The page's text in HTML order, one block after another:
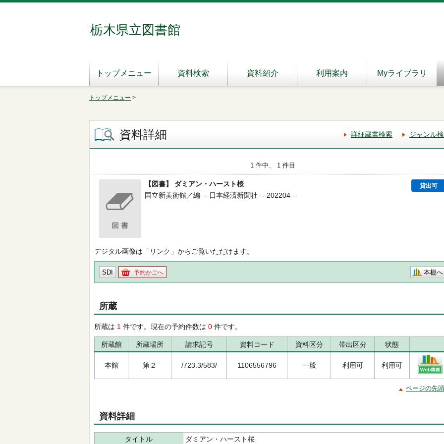
栃木県立図書館
トップメニュー 資料検索 資料紹介 利用案内 Myライブラリ
トップメニュー >
資料詳細 詳細蔵書検索 ジャンル
1 件中、 1 件目
【図書】 ダミアン・ハースト桜 貸出可
国立新美術館／編 -- 日本経済新聞社 -- 202204 --
デジタル画像は「リンク」からご覧いただけます。
SDI 予約かごへ 本棚へ
所蔵
所蔵は 1 件です。現在の予約件数は 0 件です。
所蔵館 所蔵場所 請求記号 資料コード 資料区分 帯出区分 状態
本館 第２ /723.3/583/ 1106556796 一般 利用可 利用可
ページの先
資料詳細
タイトル ダミアン・ハースト桜